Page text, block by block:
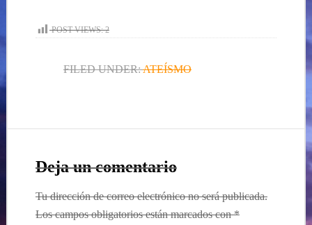
POST VIEWS: 2
FILED UNDER:ATEÍSMO
Deja un comentario
Tu dirección de correo electrónico no será publicada.
Los campos obligatorios están marcados con*